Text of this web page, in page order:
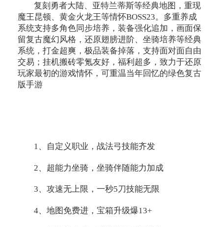
复刻勇者大陆、亚特兰蒂斯等经典地图，重现
魔王昆顿、黄金火龙王等情怀BOSS23。多重养成
系统支持多角色同步培养，装备强化追加，画面保
留复古魔幻风格，还原翅膀进阶、坐骑培养等经典
系统，打金超爽，极品装备掉落，支持面对面自由
交易；挂机搬砖零氪友好，福利超多，致力于还原
玩家最初的游戏情怀，可重温当年回忆的绿色复古
版手游
1、自定义职业，战法弓技能齐发
2、超能力坐骑，坐骑伴随能力加成
3、攻速无上限，一秒5刀技能无限
4、地图免费进，宝箱升级爆13+